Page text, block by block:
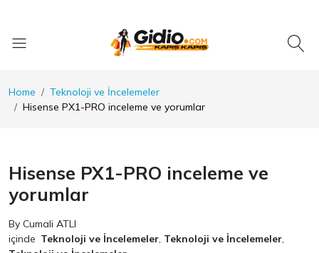
Home
Teknoloji ve İncelemeler
Hisense PX1-PRO inceleme ve yorumlar
Hisense PX1-PRO inceleme ve
yorumlar
By Cumali ATLI
içinde Teknoloji ve İncelemeler, Teknoloji ve İncelemeler,